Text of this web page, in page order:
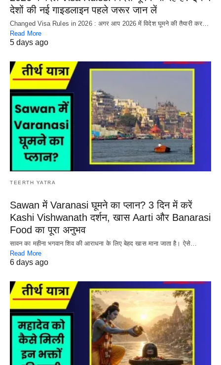
देशों की नई गाइडलाइन पहले जरूर जान लें
Changed Visa Rules in 2026 : अगर आप 2026 में विदेश घूमने की तैयारी कर…
Read More
5 days ago
TEERTH YATRA
Sawan में Varanasi घूमने का प्लान? 3 दिन में करें
Kashi Vishwanath दर्शन, खास Aarti और Banarasi
Food का पूरा अनुभव
सावन का महीना भगवान शिव की आराधना के लिए बेहद खास माना जाता है। ऐसे…
Read More
6 days ago